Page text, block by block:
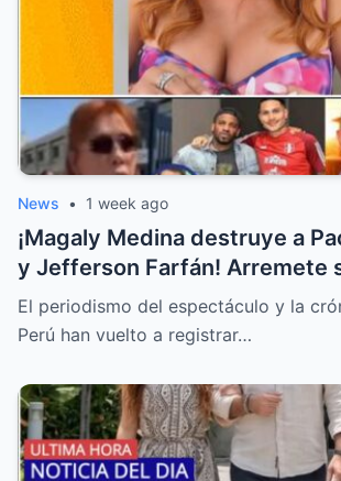
News • 1 week ago
¡Magaly Medina destruye a
y Jefferson Farfán! Arremete
llama “descerebrados” a
Granja VIP
El periodismo del espectáculo y la
Perú han vuelto a registrar…